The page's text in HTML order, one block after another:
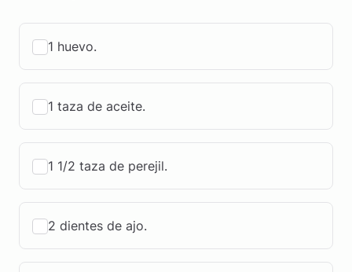
1 huevo.
1 taza de aceite.
1 1/2 taza de perejil.
2 dientes de ajo.